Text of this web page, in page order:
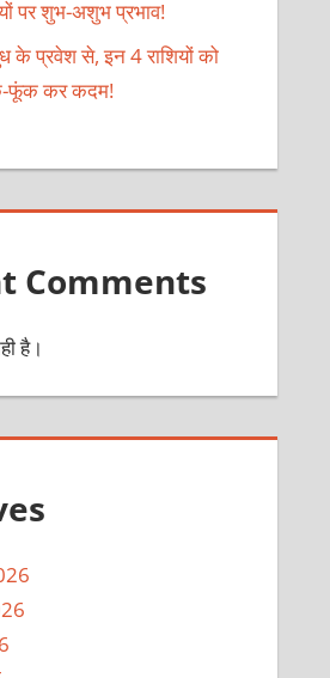
पर शुभ-अशुभ प्रभाव!
के प्रवेश से, इन 4 राशियों को
फूंक कर कदम!
Comments
है।